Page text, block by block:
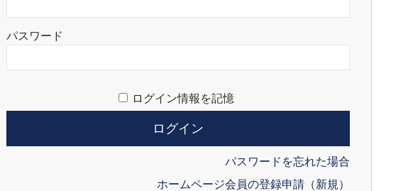
パスワード
ログイン情報を記憶
パスワードを忘れた場合
ホームページ会員の登録申請（新規）